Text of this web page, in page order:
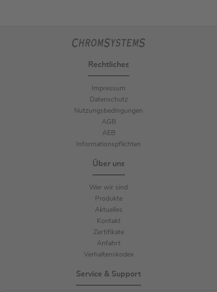
Rechtliches
Impressum
Datenschutz
Nutzungsbedingungen
AGB
AEB
Informationspflichten
Über uns
Wer wir sind
Produkte
Aktuelles
Kontakt
Zertifikate
Anfahrt
Verhaltenskodex
Service & Support